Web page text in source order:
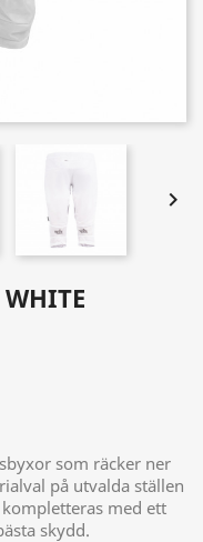

som räcker ner
på utvalda ställen
med ett
skydd.